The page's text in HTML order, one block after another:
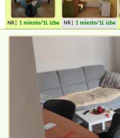
NR| 1 miesto/1L izba NR| 1 miesto/1L izba